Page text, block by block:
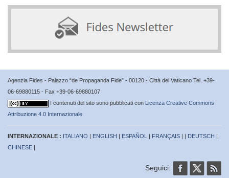
Agenzia Fides - Palazzo “de Propaganda Fide” - 00120 - Città del Vaticano Tel. +39-
06-69880115 - Fax +39-06-69880107
I contenuti del sito sono pubblicati con Licenza Creative Commons
Attribuzione 4.0 Internazionale
INTERNAZIONALE : ITALIANO | ENGLISH | ESPAÑOL | FRANÇAIS | | DEUTSCH |
CHINESE |
Seguici: